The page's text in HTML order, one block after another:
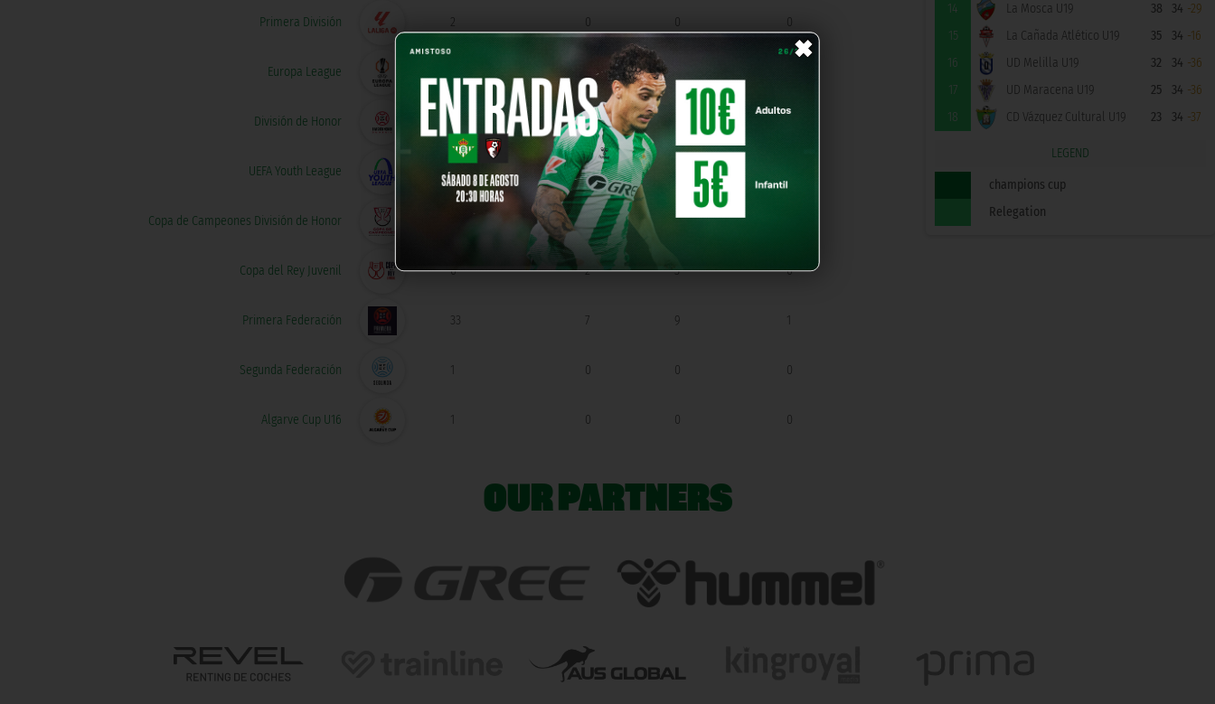
×
14
La Mosca U19 38 34 -29
15
La Cañada Atlético U19 35 34 -16
16
UD Melilla U19 32 34 -36
17
UD Maracena U19 25 34 -36
18
CD Vázquez Cultural U19 23 34 -37
LEGEND
champions cup
Relegation
Primera División 2 0 0 0
Europa League
División de Honor 73 36
UEFA Youth League 11 13
Copa de Campeones División de Honor 1
Copa del Rey Juvenil 6 2 3 0
Primera Federación 33 7 9 1
Segunda Federación 1 0 0 0
Algarve Cup U16 1 0 0 0
OUR PARTNERS